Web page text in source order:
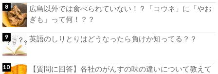
広島以外では食べられていない！？「コウネ」に「やお
ぎも」って何！？？
英語のしりとりはどうなったら負けか知ってる？？
【質問に回答】各社のがんすの味の違いについて教えて